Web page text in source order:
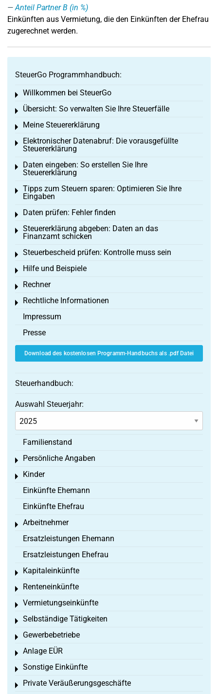
Anteil Partner B (in %)
Einkünften aus Vermietung, die den Einkünften der Ehefrau
zugerechnet werden.
SteuerGo Programmhandbuch:
Willkommen bei SteuerGo
Toggle menu
Übersicht: So verwalten Sie Ihre Steuerfälle
Toggle menu
Meine Steuererklärung
Toggle menu
Elektronischer Datenabruf: Die vorausgefüllte
Steuererklärung
Toggle menu
Daten eingeben: So erstellen Sie Ihre
Steuererklärung
Toggle menu
Tipps zum Steuern sparen: Optimieren Sie Ihre
Eingaben
Toggle menu
Daten prüfen: Fehler finden
Toggle menu
Steuererklärung abgeben: Daten an das
Finanzamt schicken
Toggle menu
Steuerbescheid prüfen: Kontrolle muss sein
Toggle menu
Hilfe und Beispiele
Toggle menu
Rechner
Toggle menu
Rechtliche Informationen
Toggle menu
Impressum
Presse
Download des kostenlosen Programm-Handbuchs als .pdf Datei
Steuerhandbuch:
Auswahl Steuerjahr:
Familienstand
Persönliche Angaben
Toggle menu
Kinder
Toggle menu
Einkünfte Ehemann
Einkünfte Ehefrau
Arbeitnehmer
Toggle menu
Ersatzleistungen Ehemann
Ersatzleistungen Ehefrau
Kapitaleinkünfte
Toggle menu
Renteneinkünfte
Toggle menu
Vermietungseinkünfte
Toggle menu
Selbständige Tätigkeiten
Toggle menu
Gewerbebetriebe
Toggle menu
Anlage EÜR
Toggle menu
Sonstige Einkünfte
Toggle menu
Private Veräußerungsgeschäfte
Toggle menu